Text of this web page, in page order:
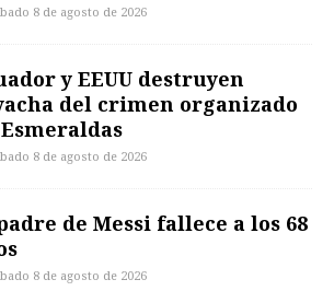
8 de agosto de 2026
y EEUU destruyen
del crimen organizado
8 de agosto de 2026
de Messi fallece a los 68
8 de agosto de 2026